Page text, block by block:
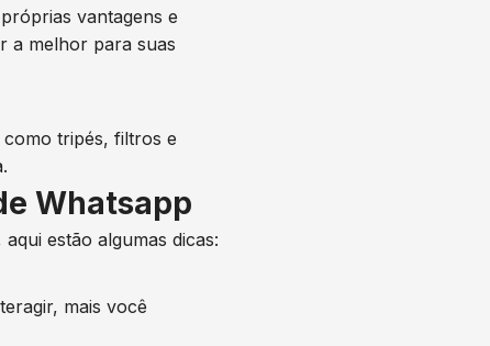
vantagens e
a melhor para suas
tripés, filtros e
Whatsapp
aqui estão algumas dicas:
mais você